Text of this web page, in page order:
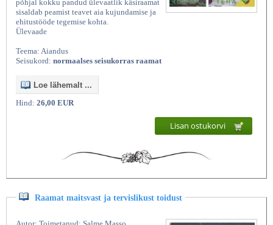
põhjal kokku pandud ülevaatlik käsiraamat
sisaldab peamist teavet aia kujundamise ja
ehitustööde tegemise kohta.
Ülevaade
Teema: Aiandus
Seisukord: normaalses seisukorras raamat
Loe lähemalt ...
Hind: 26,00 EUR
Lisan ostukorvi
Raamat maitsvast ja tervislikust toidust